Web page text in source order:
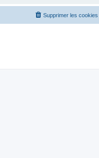
Supprimer les cookies